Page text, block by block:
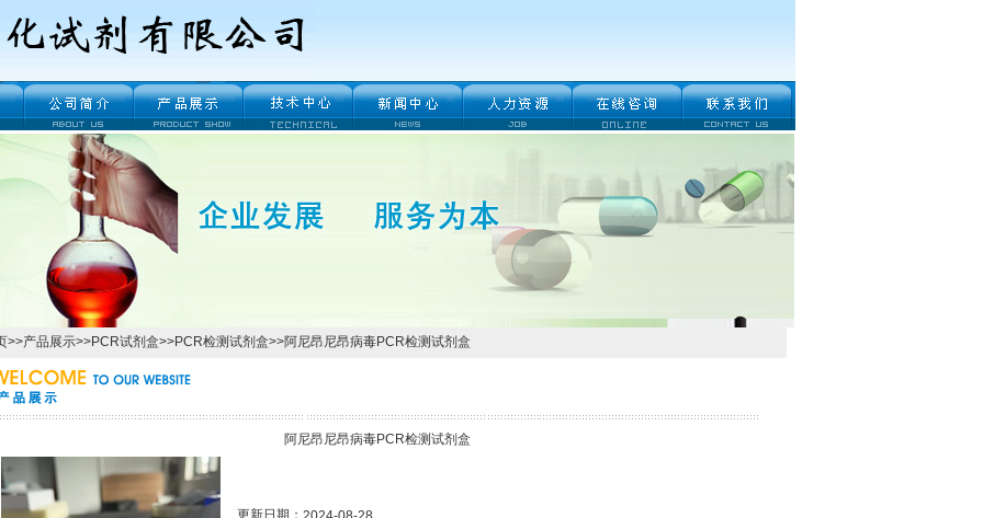
>>产品展示>>PCR试剂盒>>PCR检测试剂盒>>阿尼昂尼昂病毒PCR检测试剂盒
阿尼昂尼昂病毒PCR检测试剂盒
更新日期：